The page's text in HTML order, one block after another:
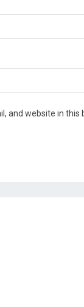
and website in